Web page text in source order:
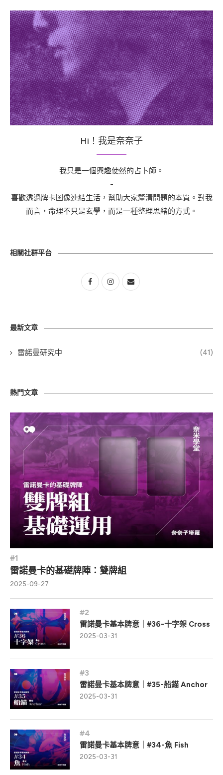
Hi！我是奈奈子
我只是一個興趣使然的占卜師。
-
喜歡透過牌卡圖像連結生活，幫助大家釐清問題的本質。對我
而言，命理不只是玄學，而是一種整理思緒的方式。
相關社群平台
最新文章
雷諾曼研究中 (41)
熱門文章
雷諾曼卡的基礎牌陣：雙牌組
2025-09-27
雷諾曼卡基本牌意｜#36-十字架 Cross
2025-03-31
雷諾曼卡基本牌意｜#35-船錨 Anchor
2025-03-31
雷諾曼卡基本牌意｜#34-魚 Fish
2025-03-31